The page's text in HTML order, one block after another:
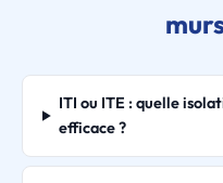
ITI ou ITE : quelle
efficace ?